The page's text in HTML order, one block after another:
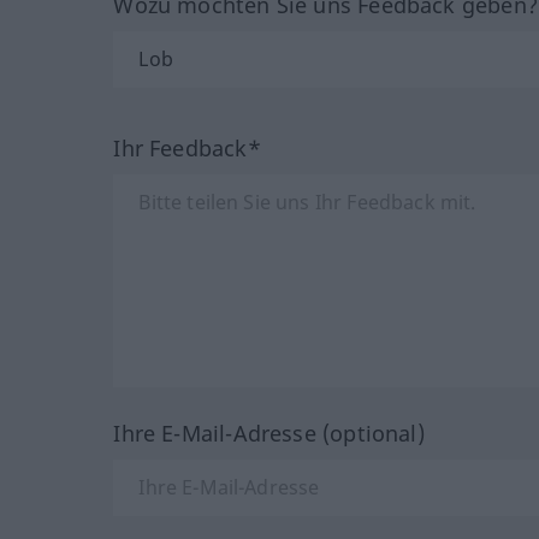
Ihr Feedback*
Ihre E-Mail-Adresse (optional)